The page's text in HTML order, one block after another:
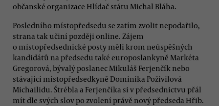
občanské organizace Hlídač státu Michal Bláha.
Posledního místopředsedu se zatím zvolit nepodařilo,
strana tak učiní později online. Zájem
o místopředsednické posty měli krom neúspěšných
kandidátů na předsedu také europoslankyně Markéta
Gregorová, bývalý poslanec Mikuláš Ferjenčík nebo
stávající místopředsedkyně Dominika Poživilová
Michailidu. Štrébla a Ferjenčíka si v předsednictvu přál
mít dle svých slov po zvolení právě nový předseda Hřib.